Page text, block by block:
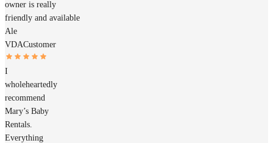
owner is really
friendly and available
Ale
VDACustomer
I
wholeheartedly
recommend
Mary’s Baby
Rentals.
Everything